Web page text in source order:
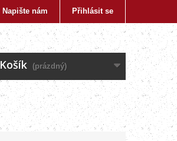
Přihlásit se
Napište nám
Košík (prázdný)